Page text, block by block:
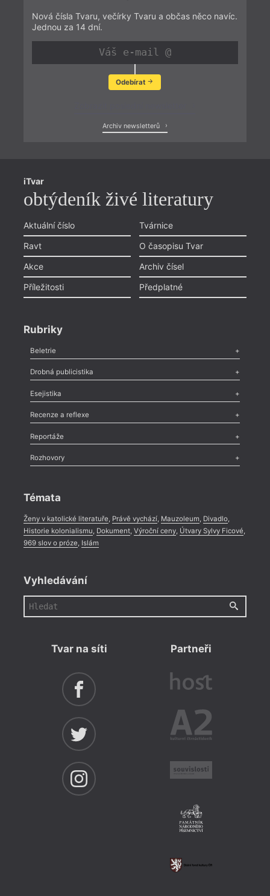
Nová čísla Tvaru, večírky Tvaru a občas něco navíc.
Jednou za 14 dní.
Odebírat
Archiv newsletterů
iTvar
obtýdeník živé literatury
Aktuální číslo
Ravt
Akce
Příležitosti
Tvárnice
O časopisu Tvar
Archiv čísel
Předplatné
Rubriky
Beletrie
Poezie,Próza,Dokumenty
Drobná publicistika
Odlesk
Nekrolog,Glosa,Sloupek,Pozvánka,Literární soutěž,
Esejistika
Esej , Pádlo,Úvaha
Recenze a reflexe
Recenze
Méně slov o próze,Celá rubrika
Reportáže
Literární zítřky
Celá rubrika
Rozhovory
Témata
Ženy v katolické literatuře, Právě vychází, Mauzoleum, Divadlo,
Historie kolonialismu, Dokument, Výroční ceny, Útvary Sylvy Ficové,
969 slov o próze, Islám
Vyhledávání
Tvar na síti Partneři